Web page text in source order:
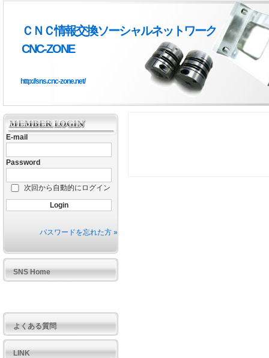
ＣＮＣ情報交換ソーシャルネットワーク
CNC-ZONE
http://sns.cnc-zone.net/
E-mail
Password
次回から自動的にログイン
パスワードを忘れた方 »
SNS Home
よくある質問
LINK